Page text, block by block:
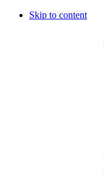
Skip to content